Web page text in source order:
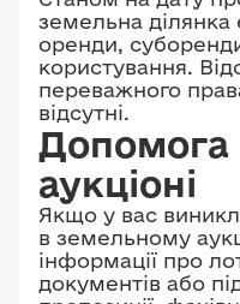
земельна ділянка
оренди,
користування.
переважного
відсутні.
Допомога
аукціоні
Якщо у вас
в земельному
інформації про
документів або